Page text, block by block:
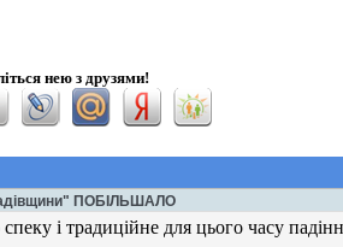
нею з друзями!
ПОБІЛЬШАЛО
і традиційне для цього часу